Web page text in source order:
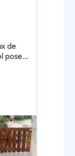
de
pose